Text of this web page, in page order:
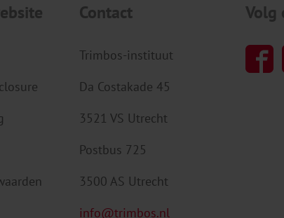
Contact
Trimbos-instituut
Da Costakade 45
3521 VS Utrecht
Postbus 725
3500 AS Utrecht
info@trimbos.nl
Volg